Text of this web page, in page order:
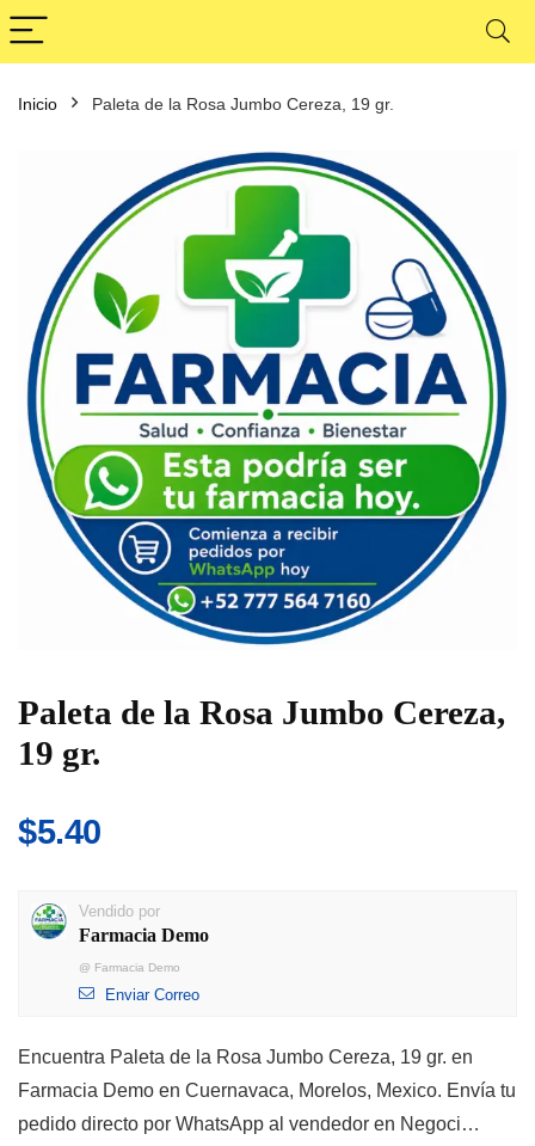
Inicio Paleta de la Rosa Jumbo Cereza, 19 gr.
Paleta de la Rosa Jumbo Cereza,
19 gr.
$5.40
Vendido por
Farmacia Demo
@ Farmacia Demo
Enviar Correo
Encuentra Paleta de la Rosa Jumbo Cereza, 19 gr. en
Farmacia Demo en Cuernavaca, Morelos, Mexico. Envía tu
pedido directo por WhatsApp al vendedor en Negoci…